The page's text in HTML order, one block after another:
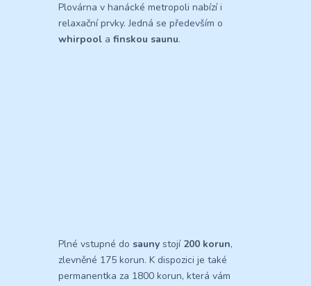
Plovárna v hanácké metropoli nabízí i
relaxační prvky. Jedná se především o
whirpool a finskou saunu.
Plné vstupné do sauny stojí 200 korun,
zlevněné 175 korun. K dispozici je také
permanentka za 1800 korun, která vám